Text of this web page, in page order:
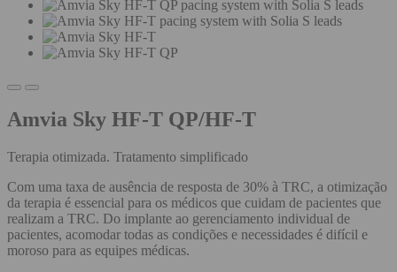
Amvia Sky HF-T QP/HF-T
Terapia otimizada. Tratamento simplificado
Com uma taxa de ausência de resposta de 30% à TRC, a otimização
da terapia é essencial para os médicos que cuidam de pacientes que
realizam a TRC. Do implante ao gerenciamento individual de
pacientes, acomodar todas as condições e necessidades é difícil e
moroso para as equipes médicas.